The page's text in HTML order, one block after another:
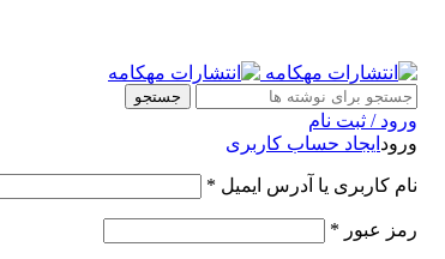
جستجو
ورود / ثبت نام
ورود ایجاد حساب کاربری
نام کاربری یا آدرس ایمیل *
رمز عبور *